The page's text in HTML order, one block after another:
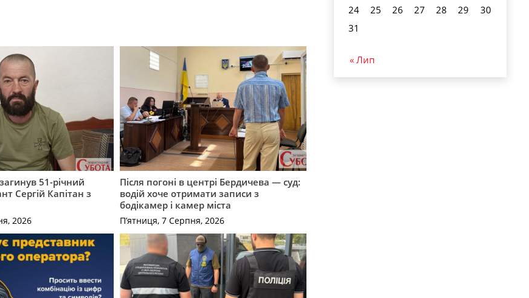
51-річний
Сергій Капітан з
2026
Після погоні в центрі Бердичева — суд:
водій хоче отримати записи з
бодікамер і камер міста
П’ятниця, 7 Серпня, 2026
24
25 26 27 28 29
30
31
« Лип